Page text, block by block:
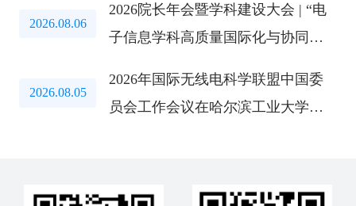
2026.08.06
2026院长年会暨学科建设大会 | “电
子信息学科高质量国际化与协同创
2026.08.05
2026年国际无线电科学联盟中国委
员会工作会议在哈尔滨工业大学召